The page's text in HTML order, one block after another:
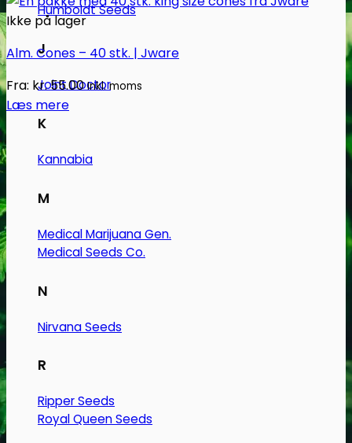
Humboldt Seeds
J
Joint Doctor
K
Kannabia
M
Medical Marijuana Gen.
Medical Seeds Co.
N
Nirvana Seeds
R
Ripper Seeds
Royal Queen Seeds
Ikke på lager
Alm. Cones – 40 stk. | Jware
Fra: kr.55.00 Inkl. moms
Læs mere